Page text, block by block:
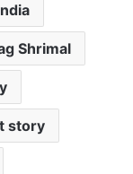
Shrimal
story